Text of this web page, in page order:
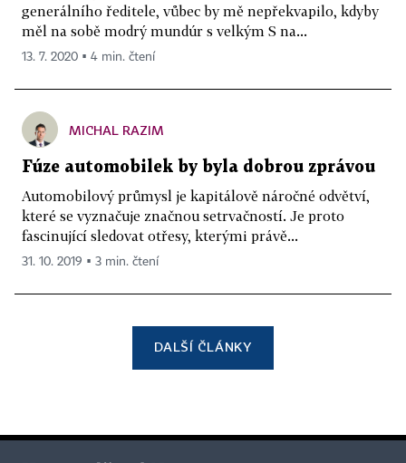
generálního ředitele, vůbec by mě nepřekvapilo, kdyby
měl na sobě modrý mundúr s velkým S na...
13. 7. 2020 ▪ 4 min. čtení
MICHAL RAZIM
Fúze automobilek by byla dobrou zprávou
Automobilový průmysl je kapitálově náročné odvětví,
které se vyznačuje značnou setrvačností. Je proto
fascinující sledovat otřesy, kterými právě...
31. 10. 2019 ▪ 3 min. čtení
DALŠÍ ČLÁNKY